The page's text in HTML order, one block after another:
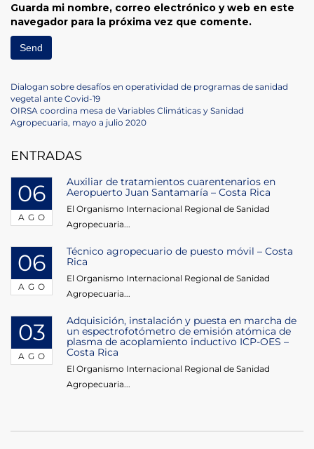
Guarda mi nombre, correo electrónico y web en este
navegador para la próxima vez que comente.
Navegación
de
Previous
Post
Dialogan sobre desafíos en operatividad de programas de sanidad
vegetal ante Covid-19
Next
Post
OIRSA coordina mesa de Variables Climáticas y Sanidad
Agropecuaria, mayo a julio 2020
ENTRADAS
06
AGO
Auxiliar de tratamientos cuarentenarios en
Aeropuerto Juan Santamaría – Costa Rica
El Organismo Internacional Regional de Sanidad
Agropecuaria...
06
AGO
Técnico agropecuario de puesto móvil – Costa
Rica
El Organismo Internacional Regional de Sanidad
Agropecuaria...
03
AGO
Adquisición, instalación y puesta en marcha de
un espectrofotómetro de emisión atómica de
plasma de acoplamiento inductivo ICP-OES –
Costa Rica
El Organismo Internacional Regional de Sanidad
Agropecuaria...